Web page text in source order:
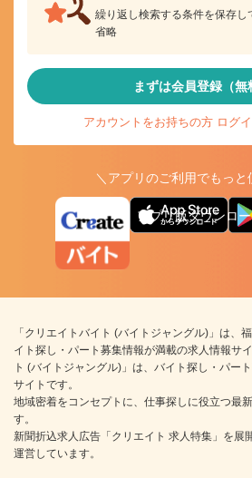
繰り返し検索する条件を保存し
省略
まずは会員登録（無
アカウントをお持ちの方 ログ
＼アプリのご利用でもっと
アプリ版ダウンロ
「クリエイトバイト (バイトジャングル)」は、
イト探し・パート募集情報が満載の求人情報サ
ト (バイトジャングル)」は、バイト探し・パー
サイトです。
地域密着をコンセプトに、仕事探しに役立つ最
す。
新聞折込求人広告「クリエイト 求人特集」を展
運営しています。